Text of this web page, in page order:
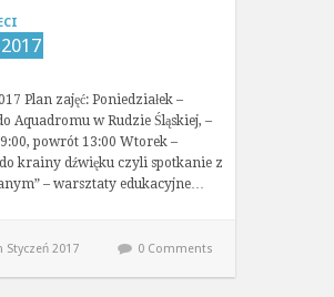
2017
Plan zajęć: Poniedziałek –
Aquadromu w Rudzie Śląskiej, –
powrót 13:00 Wtorek –
krainy dźwięku czyli spotkanie z
– warsztaty edukacyjne…
Styczeń 2017 0 Comments